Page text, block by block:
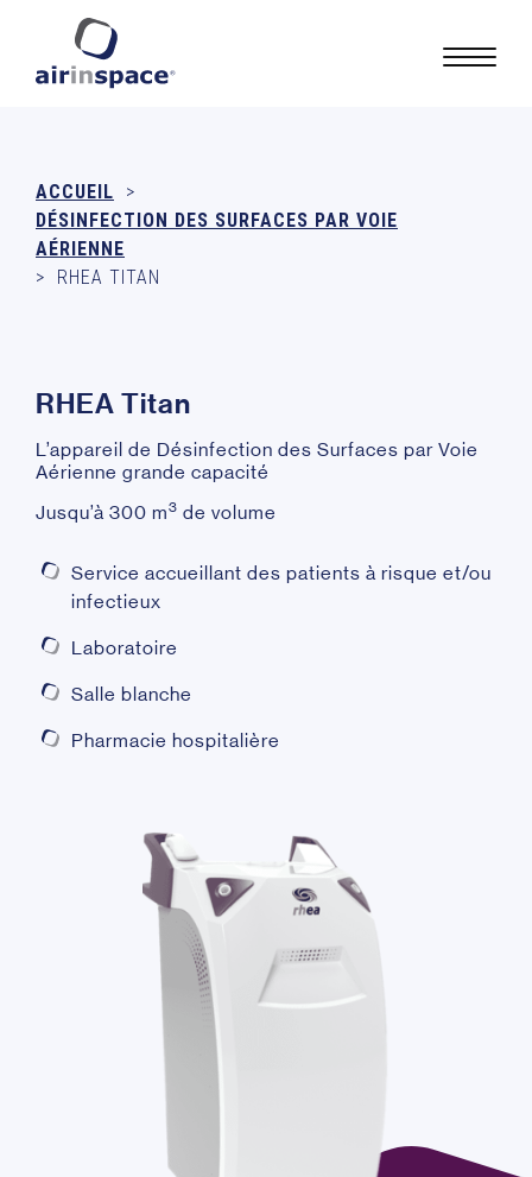
ACCUEIL
>
DÉSINFECTION DES SURFACES PAR VOIE
AÉRIENNE
>
RHEA TITAN
RHEA Titan
L’appareil de Désinfection des Surfaces par Voie
Aérienne grande capacité
Jusqu’à 300 m3 de volume
Service accueillant des patients à risque et/ou
infectieux
Laboratoire
Salle blanche
Pharmacie hospitalière